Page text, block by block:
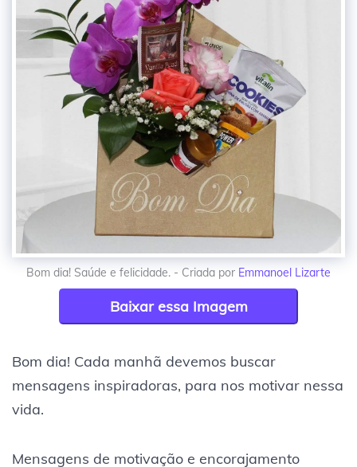
Bom dia! Saúde e felicidade. - Criada por Emmanoel Lizarte
Baixar essa Imagem
Bom dia! Cada manhã devemos buscar
mensagens inspiradoras, para nos motivar nessa
vida.
Mensagens de motivação e encorajamento